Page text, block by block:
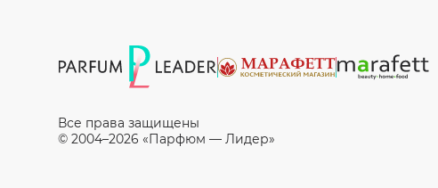
Все права защищены
© 2004–2026 «Парфюм — Лидер»